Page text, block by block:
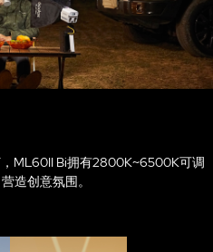
ML60II Bi拥有2800K~6500K可调
造创意氛围。